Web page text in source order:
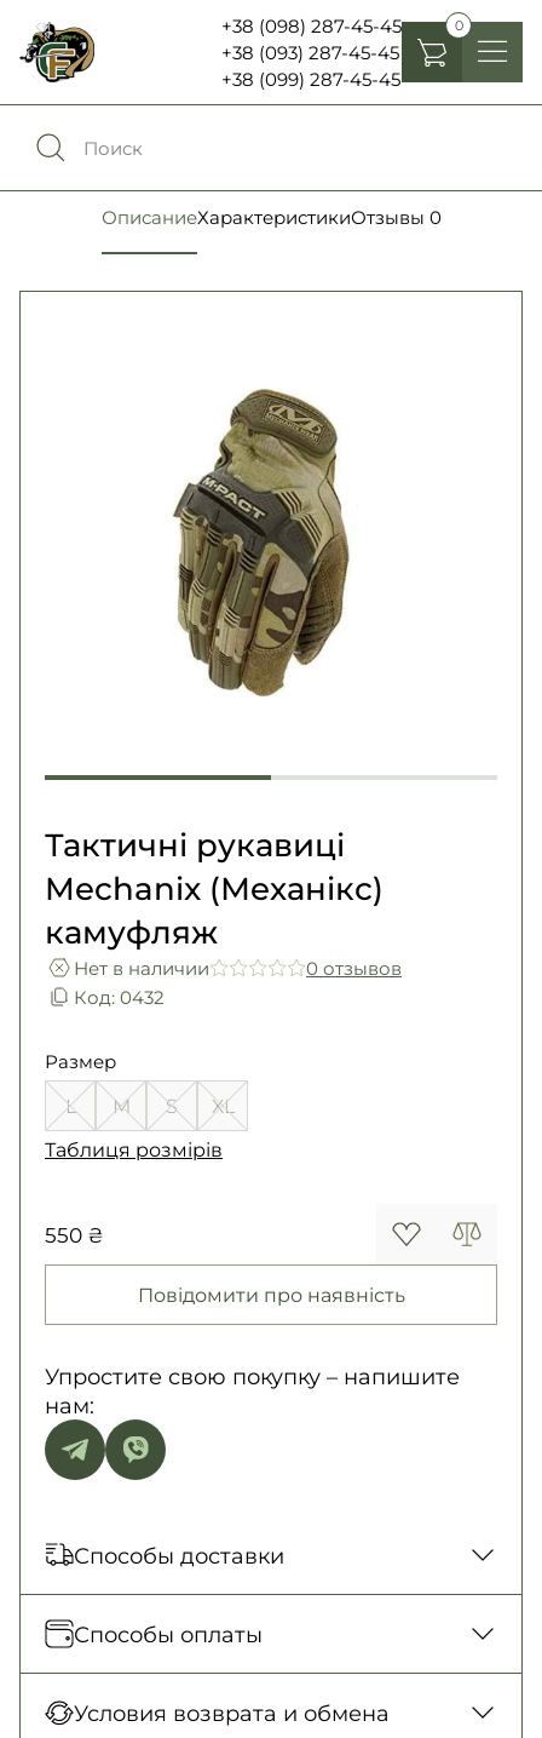
+38 (098) 287-45-45
+38 (093) 287-45-45
+38 (099) 287-45-45
0
Сравнение0
Избранное0
UA
Возврат и обмен
Обувь
Фонари, бинокли и елементы питания
Шевроны, патчи , нашивки
Second Hand NATO
ОписаниеХарактеристикиОтзывы 0
Тактичні рукавиці
Mechanix (Механікс)
камуфляж
Нет в наличии
0 отзывов
Код: 0432
Размер
L M S
XL
Таблиця розмірів
550 ₴
Повідомити про наявність
Упростите свою покупку – напишите
нам:
Способы доставки
Отправка каждый день. Наложенный
платеж только для заказов от 500 грн.
150 грн. / 1-2 дня
Способы оплаты
картой в отделении, Картой онлайн, Google
Условия возврата и обмена